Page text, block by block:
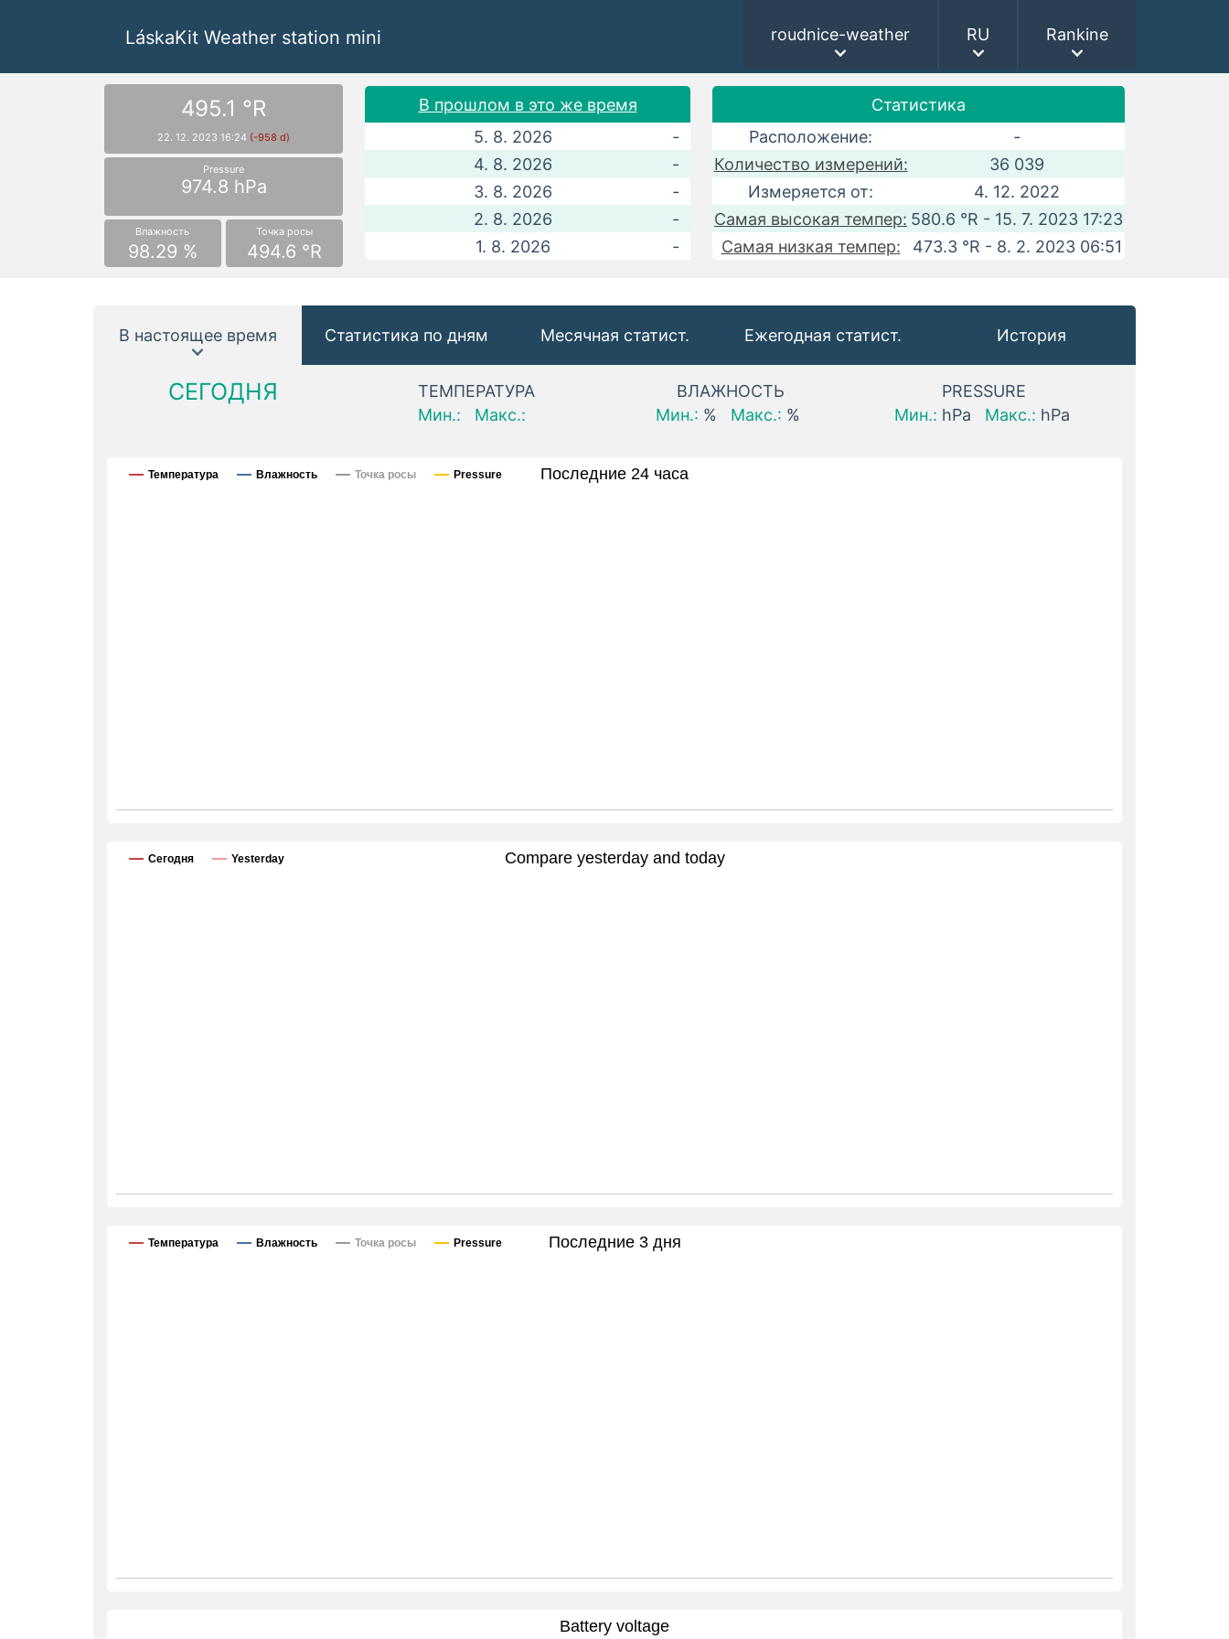
LáskaKit Weather station mini roudnice-weather RU Rankine
495.1 °R
22. 12. 2023 16:24 (-958 d)
Pressure
974.8 hPa
Влажность
98.29 %
Точка росы
494.6 °R
В прошлом в это же время
5. 8. 2026
-
4. 8. 2026
-
3. 8. 2026
-
2. 8. 2026
-
1. 8. 2026
-
Статистика
Расположение:
-
Количество измерений:
36 039
Измеряется от:
4. 12. 2022
Самая высокая темпер: 580.6 °R - 15. 7. 2023 17:23
Самая низкая темпер:
473.3 °R - 8. 2. 2023 06:51
В настоящее время Статистика по дням Месячная статист. Ежегодная статист. История
СЕГОДНЯ
ТЕМПЕРАТУРА
Мин.:
Макс.:
ВЛАЖНОСТЬ
Мин.: % Макс.: %
PRESSURE
Мин.: hPa Макс.: hPa
Последние 24 часа
Температура Влажность Точка росы Pressure
Compare yesterday and today
Сегодня Yesterday
Последние 3 дня
Температура Влажность Точка росы Pressure
Battery voltage